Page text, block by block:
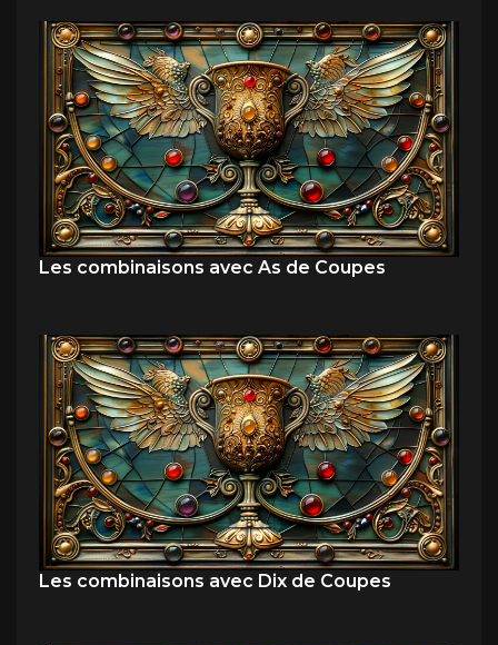
Les combinaisons avec As de Coupes
Les combinaisons avec Dix de Coupes